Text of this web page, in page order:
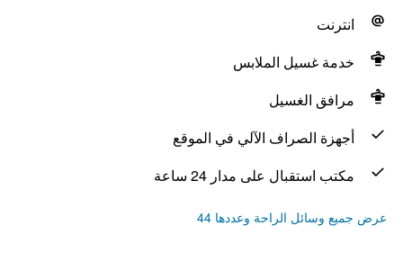
انترنت
خدمة غسيل الملابس
مرافق الغسيل
أجهزة الصراف الآلي في الموقع
مكتب استقبال على مدار 24 ساعة
عرض جميع وسائل الراحة وعددها 44